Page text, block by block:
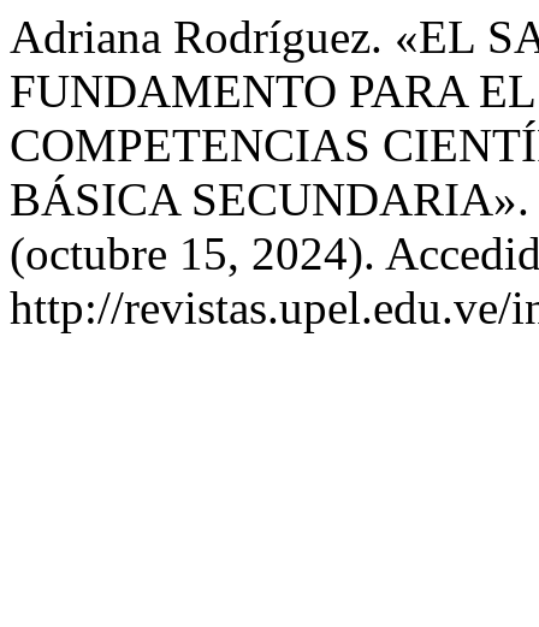
Adriana Rodríguez. «EL
FUNDAMENTO PARA
COMPETENCIAS
BÁSICA
(octubre 15, 2024).
http://